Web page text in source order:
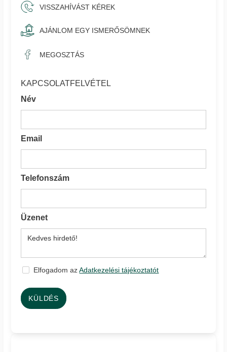
VISSZAHÍVÁST KÉREK
AJÁNLOM EGY ISMERŐSÖMNEK
MEGOSZTÁS
KAPCSOLATFELVÉTEL
Név
Email
Telefonszám
Üzenet
Elfogadom azAdatkezelési tájékoztatót
KÜLDÉS